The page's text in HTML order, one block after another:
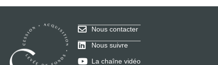
Nous contacter
Nous suivre
La chaîne vidéo